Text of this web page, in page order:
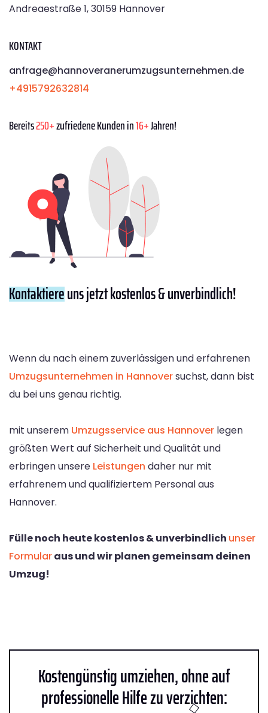
Andreaestraße 1, 30159 Hannover
KONTAKT
anfrage@hannoveranerumzugsunternehmen.de
+4915792632814
Bereits250+zufriedene Kunden in16+Jahren!
Kontaktiereuns jetzt kostenlos & unverbindlich!
Wenn du nach einem zuverlässigen und erfahrenen
Umzugsunternehmen in Hannoversuchst, dann bist
du bei uns genau richtig.
mit unserem Umzugsservice aus Hannover legen
größten Wert auf Sicherheit und Qualität und
erbringen unsere Leistungen daher nur mit
erfahrenem und qualifiziertem Personal aus
Hannover.
Fülle noch heute kostenlos & unverbindlich unser
Formularaus und wir planen gemeinsam deinen
Umzug!
Kostengünstig umziehen, ohne auf
professionelle Hilfe zu verzichten: